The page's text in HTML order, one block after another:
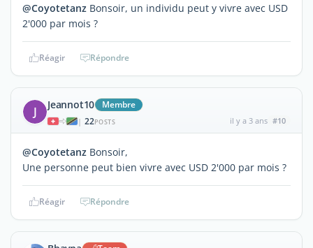
@Coyotetanz Bonsoir, un individu peut y vivre avec USD
2'000 par mois ?
Réagir Répondre
J Jeannot10 Membre
| 22POSTS il y a 3 ans #10
@Coyotetanz Bonsoir,
Une personne peut bien vivre avec USD 2'000 par mois ?
Réagir Répondre